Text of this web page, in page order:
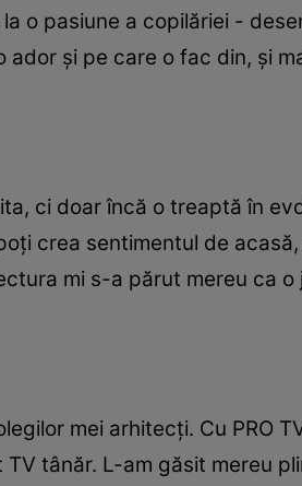
o pasiune a copilăriei -
ador și pe care o fac din, și
ci doar încă o treaptă în
crea sentimentul de
mi s-a părut mereu ca o
mei arhitecți. Cu PRO
tânăr. L-am găsit mereu